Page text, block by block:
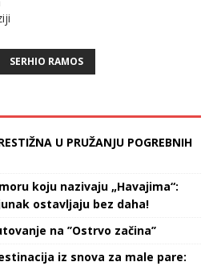
o
SERHIO RAMOS
U PRUŽANJU POGREBNIH
koju nazivaju „Havajima“:
ostavljaju bez daha!
na ’’Ostrvo začina’’
iz snova za male pare: